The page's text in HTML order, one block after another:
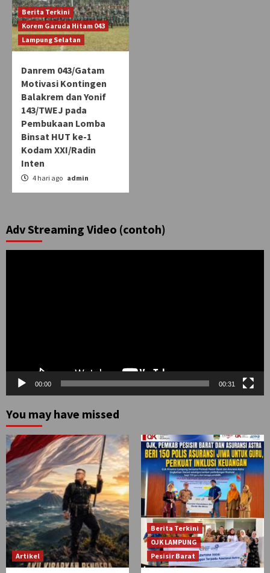
Berita Terkini
Korem Garuda Hitam 043
Lampung Selatan
Danrem 043/Gatam
Motivasi Kontingen
Balakrem dan Yonif
143/TWEJ pada
Pembukaan Lomba
Binsat HUT ke-1
Kodam XXI/Radin
Inten
4 hari ago admin
Adv Streaming Video (contoh)
00:00 00:31
You may have missed
Artikel
Berita Terkini
OJK LAMPUNG
Pesisir Barat